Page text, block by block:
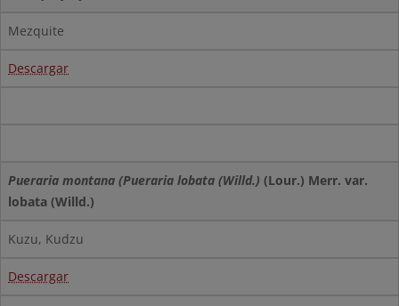
Mezquite
Descargar
Pueraria montana (Pueraria lobata (Willd.) (Lour.) Merr. var.
lobata (Willd.)
Kuzu, Kudzu
Descargar